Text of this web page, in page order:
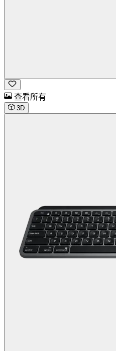
查看所有
3D